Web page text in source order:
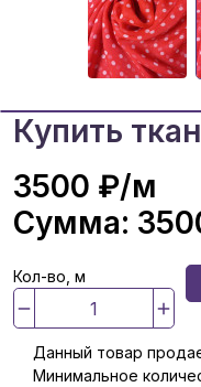
Купить
3500 ₽/м
Сумма:
Кол-во, м
Данный товар
Минимальное